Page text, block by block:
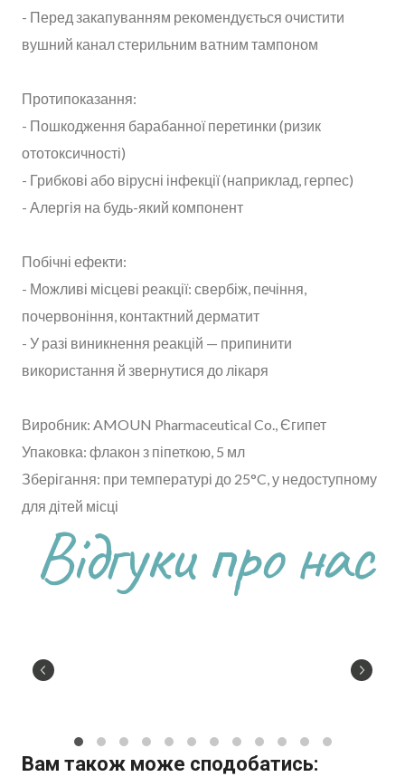
- Перед закапуванням рекомендується очистити
вушний канал стерильним ватним тампоном
Протипоказання:
- Пошкодження барабанної перетинки (ризик
ототоксичності)
- Грибкові або вірусні інфекції (наприклад, герпес)
- Алергія на будь-який компонент
Побічні ефекти:
- Можливі місцеві реакції: свербіж, печіння,
почервоніння, контактний дерматит
- У разі виникнення реакцій — припинити
використання й звернутися до лікаря
Виробник: AMOUN Pharmaceutical Co., Єгипет
Упаковка: флакон з піпеткою, 5 мл
Зберігання: при температурі до 25°C, у недоступному
для дітей місці
Відгуки про нас
Вам також може сподобатись: